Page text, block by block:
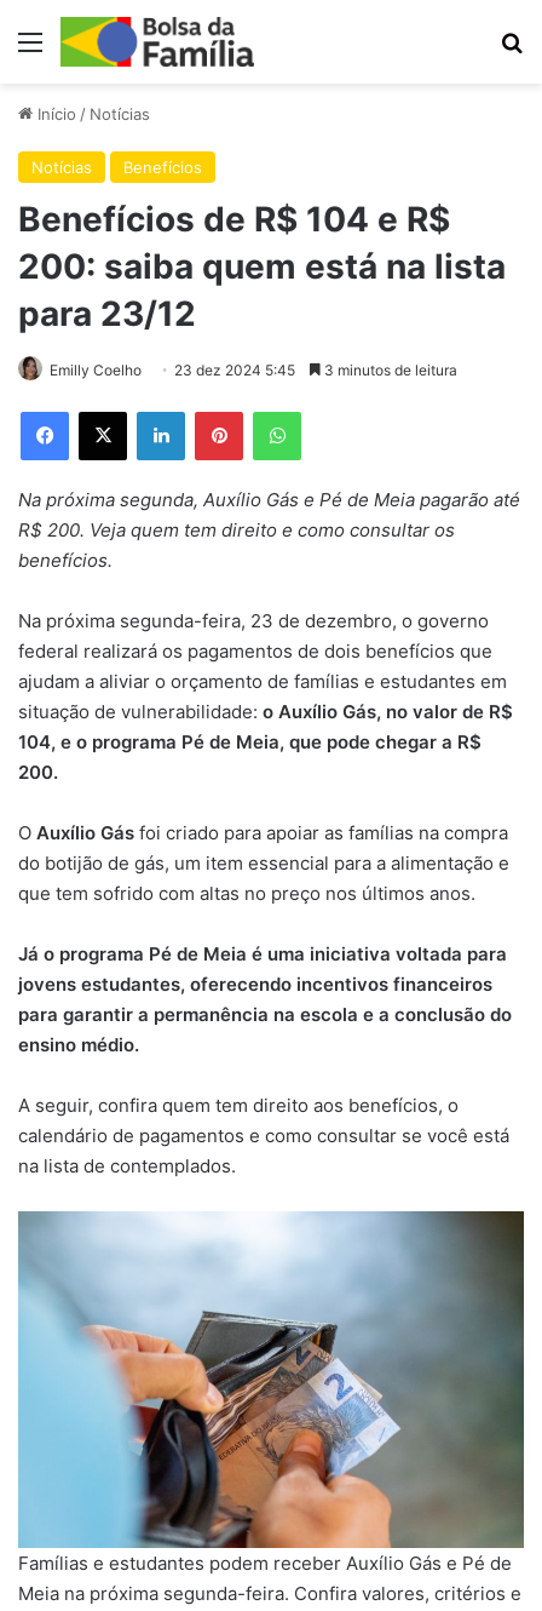
Menu
Início / Notícias
Notícias Benefícios
Benefícios de R$ 104 e R$
200: saiba quem está na lista
para 23/12
Emilly Coelho 23 dez 2024 5:45 3 minutos de leitura
Facebook
X LinkedinPinterestWhatsApp
Na próxima segunda, Auxílio Gás e Pé de Meia pagarão até
R$ 200. Veja quem tem direito e como consultar os
benefícios.
Na próxima segunda-feira, 23 de dezembro, o governo
federal realizará os pagamentos de dois benefícios que
ajudam a aliviar o orçamento de famílias e estudantes em
situação de vulnerabilidade: o Auxílio Gás, no valor de R$
104, e o programa Pé de Meia, que pode chegar a R$
200.
O Auxílio Gás foi criado para apoiar as famílias na compra
do botijão de gás, um item essencial para a alimentação e
que tem sofrido com altas no preço nos últimos anos.
Já o programa Pé de Meia é uma iniciativa voltada para
jovens estudantes, oferecendo incentivos financeiros
para garantir a permanência na escola e a conclusão do
ensino médio.
A seguir, confira quem tem direito aos benefícios, o
calendário de pagamentos e como consultar se você está
na lista de contemplados.
Famílias e estudantes podem receber Auxílio Gás e Pé de
Meia na próxima segunda-feira. Confira valores, critérios e